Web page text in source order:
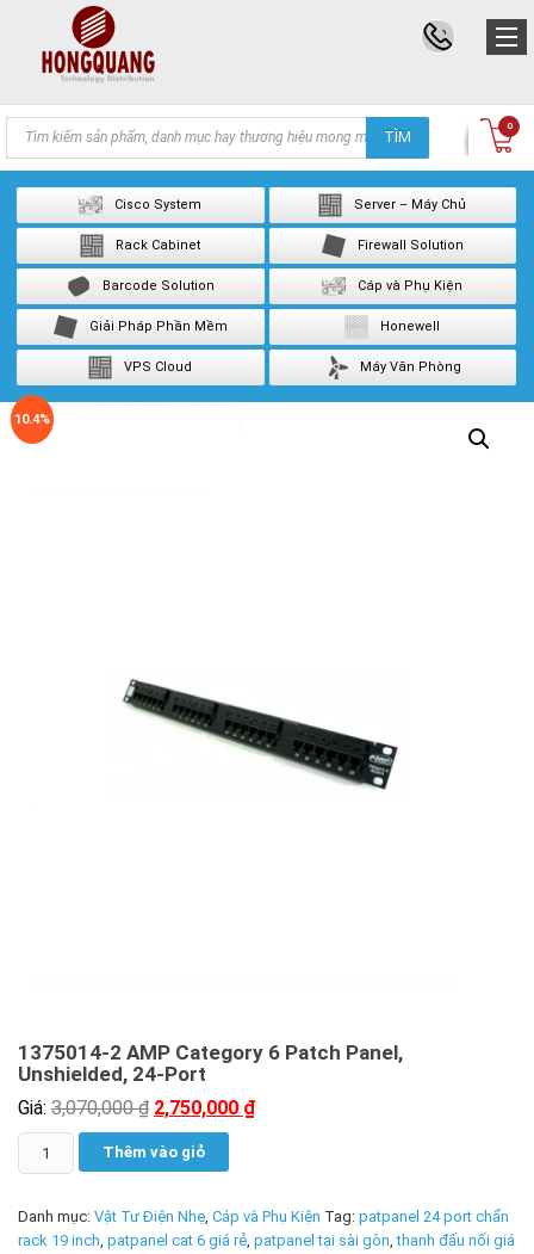
0
Products
search
TÌM
Cisco System Server – Máy Chủ
Rack Cabinet Firewall Solution
Barcode Solution Cáp và Phụ Kiện
Giải Pháp Phần Mềm Honewell
VPS Cloud Máy Văn Phòng
10.4%
1375014-2 AMP Category 6 Patch Panel,
Unshielded, 24-Port
Giá: 3,070,000₫ 2,750,000 ₫
lượng
Thêm vào giỏ
Danh mục: Vật Tư Điện Nhẹ, Cáp và Phụ Kiện Tag: patpanel 24 port chẩn
rack 19 inch, patpanel cat 6 giá rẻ, patpanel tại sài gòn,thanh đấu nối giá